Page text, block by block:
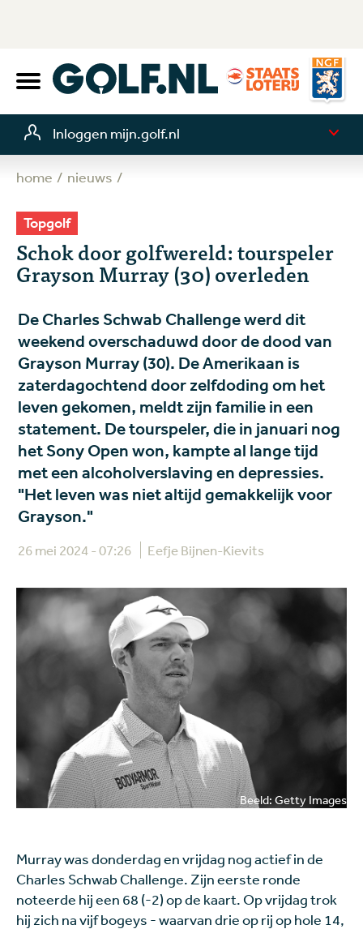
Inloggen mijn.golf.nl
home nieuws
Topgolf
Schok door golfwereld: tourspeler
Grayson Murray (30) overleden
De Charles Schwab Challenge werd dit
weekend overschaduwd door de dood van
Grayson Murray (30). De Amerikaan is
zaterdagochtend door zelfdoding om het
leven gekomen, meldt zijn familie in een
statement. De tourspeler, die in januari nog
het Sony Open won, kampte al lange tijd
met een alcoholverslaving en depressies.
"Het leven was niet altijd gemakkelijk voor
Grayson."
26 mei 2024 - 07:26 Eefje Bijnen-Kievits
Beeld: Getty Images
Murray was donderdag en vrijdag nog actief in de
Charles Schwab Challenge. Zijn eerste ronde
noteerde hij een 68 (-2) op de kaart. Op vrijdag trok
hij zich na vijf bogeys - waarvan drie op rij op hole 14,